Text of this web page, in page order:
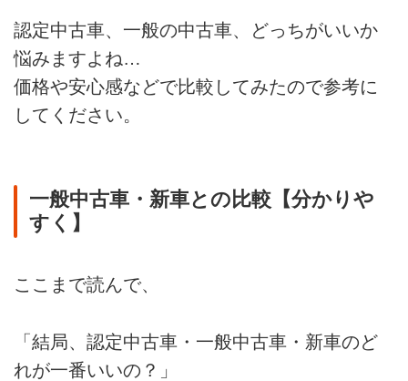
認定中古車、一般の中古車、どっちがいいか
悩みますよね…
価格や安心感などで比較してみたので参考に
してください。
一般中古車・新車との比較【分かりや
すく】
ここまで読んで、
「結局、認定中古車・一般中古車・新車のど
れが一番いいの？」